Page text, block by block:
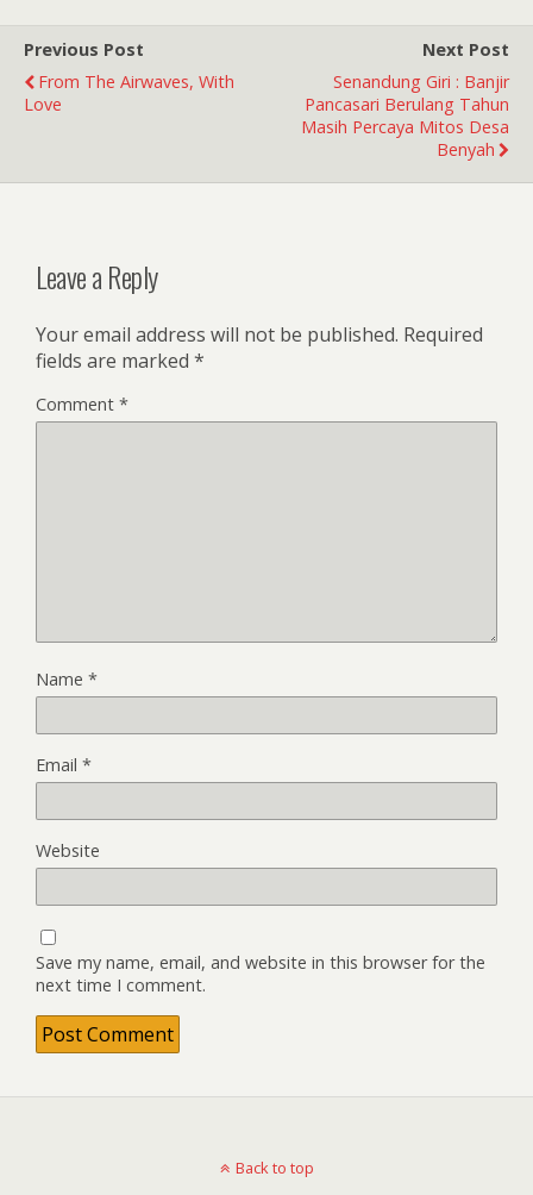
Previous Post
From The Airwaves, With
Love
Next Post
Senandung Giri : Banjir
Pancasari Berulang Tahun
Masih Percaya Mitos Desa
Benyah
Leave a Reply
Your email address will not be published. Required
fields are marked *
Comment *
Name *
Email *
Website
Save my name, email, and website in this browser for the
next time I comment.
Back to top